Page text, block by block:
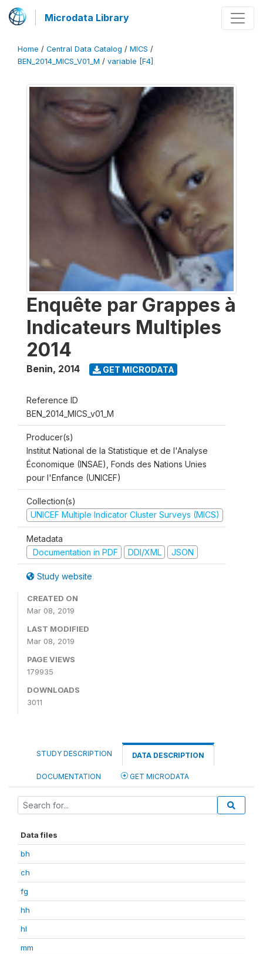
Microdata Library
Home / Central Data Catalog / MICS /
BEN_2014_MICS_V01_M / variable [F4]
Enquête par Grappes à
Indicateurs Multiples
2014
Benin, 2014 GET MICRODATA
Reference ID
BEN_2014_MICS_v01_M
Producer(s)
Institut National de la Statistique et de l'Analyse
Économique (INSAE), Fonds des Nations Unies
pour l'Enfance (UNICEF)
Collection(s)
UNICEF Multiple Indicator Cluster Surveys (MICS)
Metadata
Documentation in PDF
DDI/XML JSON
Study website
CREATED ON
Mar 08, 2019
LAST MODIFIED
Mar 08, 2019
PAGE VIEWS
179935
DOWNLOADS
3011
STUDY DESCRIPTION DATA DESCRIPTION
DOCUMENTATION GET MICRODATA
Data files
bh
ch
fg
hh
hl
mm